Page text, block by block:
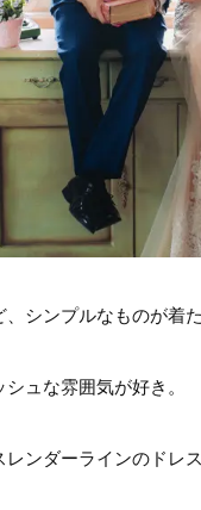
シンプルなものが着た
ュな雰囲気が好き。
ンダーラインのドレス